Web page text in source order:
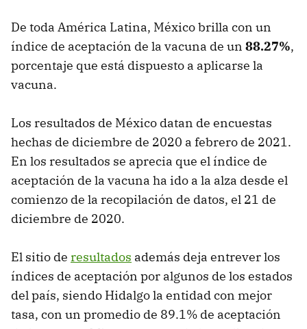
De toda América Latina, México brilla con un
índice de aceptación de la vacuna de un 88.27%,
porcentaje que está dispuesto a aplicarse la
vacuna.
Los resultados de México datan de encuestas
hechas de diciembre de 2020 a febrero de 2021.
En los resultados se aprecia que el índice de
aceptación de la vacuna ha ido a la alza desde el
comienzo de la recopilación de datos, el 21 de
diciembre de 2020.
El sitio de resultados además deja entrever los
índices de aceptación por algunos de los estados
del país, siendo Hidalgo la entidad con mejor
tasa, con un promedio de 89.1% de aceptación